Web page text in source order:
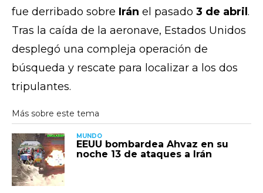
fue derribado sobre Irán el pasado 3 de abril.
Tras la caída de la aeronave, Estados Unidos
desplegó una compleja operación de
búsqueda y rescate para localizar a los dos
tripulantes.
MUNDO
EEUU bombardea Ahvaz en su
noche 13 de ataques a Irán